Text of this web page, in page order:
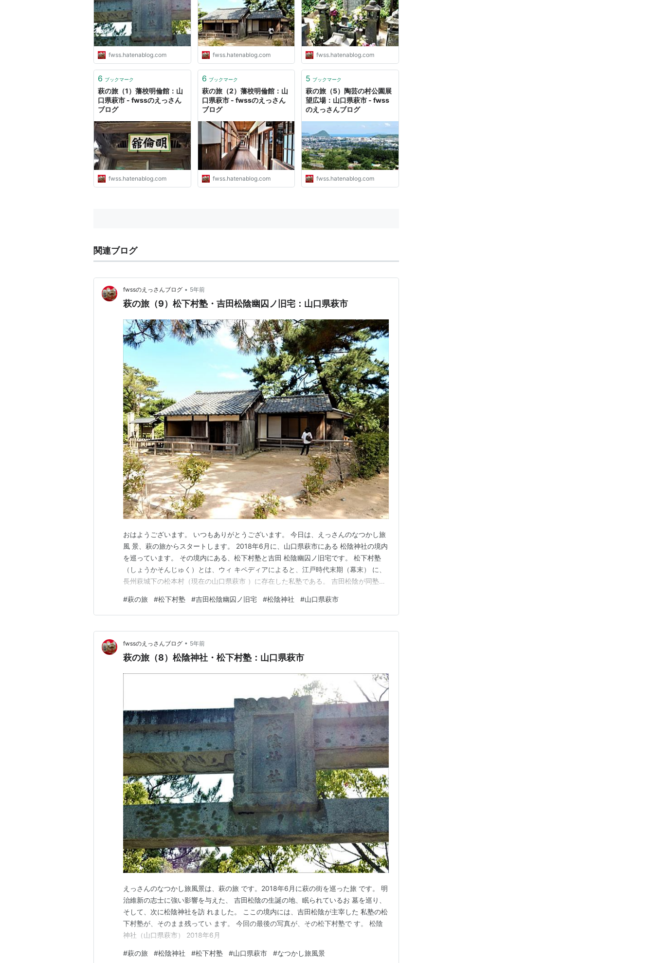
fwss.hatenablog.com fwss.hatenablog.com fwss.hatenablog.com
6 ブックマーク
萩の旅（1）藩校明倫館：山
口県萩市 - fwssのえっさん
ブログ
fwss.hatenablog.com
6 ブックマーク
萩の旅（2）藩校明倫館：山
口県萩市 - fwssのえっさん
ブログ
fwss.hatenablog.com
5 ブックマーク
萩の旅（5）陶芸の村公園展
望広場：山口県萩市 - fwss
のえっさんブログ
fwss.hatenablog.com
関連ブログ
fwssのえっさんブログ • 5年前
萩の旅（9）松下村塾・吉田松陰幽囚ノ旧宅：山口県萩市
おはようございます。 いつもありがとうございます。 今日は、えっさんのなつかし旅
風 景、萩の旅からスタートします。 2018年6月に、山口県萩市にある 松陰神社の境内
を巡っています。 その境内にある、松下村塾と吉田 松陰幽囚ノ旧宅です。 松下村塾
（しょうかそんじゅく）とは、ウィ キペディアによると、江戸時代末期（幕末） に、
長州萩城下の松本村（現在の山口県萩市 ）に存在した私塾である。 吉田松陰が同塾で
したことで知られる。 と、記されています。 年末の朝に、幕末の「日本の夜明 け‥」
のお話でした。 松下村塾 松下村…
#萩の旅 #松下村塾 #吉田松陰幽囚ノ旧宅 #松陰神社 #山口県萩市
fwssのえっさんブログ • 5年前
萩の旅（8）松陰神社・松下村塾：山口県萩市
えっさんのなつかし旅風景は、萩の旅 です。2018年6月に萩の街を巡った旅 です。 明
治維新の志士に強い影響を与えた、 吉田松陰の生誕の地、眠られているお 墓を巡り、
そして、次に松陰神社を訪 れました。 ここの境内には、吉田松陰が主宰した 私塾の松
下村塾が、そのまま残ってい ます。 今回の最後の写真が、その松下村塾で す。 松陰
神社（山口県萩市） 2018年6月
#萩の旅 #松陰神社 #松下村塾 #山口県萩市 #なつかし旅風景